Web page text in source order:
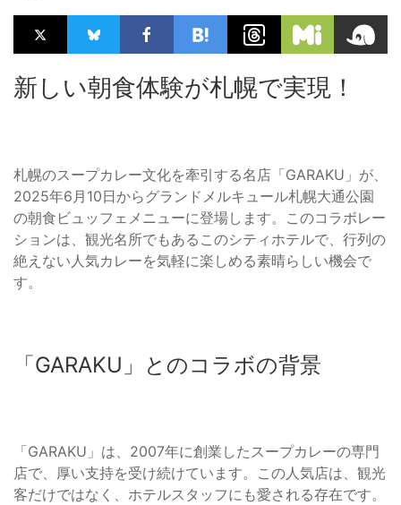
新しい朝食体験が札幌で実現！
札幌のスープカレー文化を牽引する名店「GARAKU」が、
2025年6月10日からグランドメルキュール札幌大通公園
の朝食ビュッフェメニューに登場します。このコラボレー
ションは、観光名所でもあるこのシティホテルで、行列の
絶えない人気カレーを気軽に楽しめる素晴らしい機会で
す。
「GARAKU」とのコラボの背景
「GARAKU」は、2007年に創業したスープカレーの専門
店で、厚い支持を受け続けています。この人気店は、観光
客だけではなく、ホテルスタッフにも愛される存在です。